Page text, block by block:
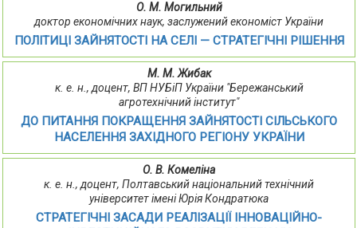
О. М. Могильний
доктор економічних наук, заслужений економіст України
ПОЛІТИЦІ ЗАЙНЯТОСТІ НА СЕЛІ — СТРАТЕГІЧНІ РІШЕННЯ
М. М. Жибак
к. е. н., доцент, ВП НУБіП України "Бережанський
агротехнічний інститут"
ДО ПИТАННЯ ПОКРАЩЕННЯ ЗАЙНЯТОСТІ СІЛЬСЬКОГО
НАСЕЛЕННЯ ЗАХІДНОГО РЕГІОНУ УКРАЇНИ
О. В. Комеліна
к. е. н., доцент, Полтавський національний технічний
університет імені Юрія Кондратюка
СТРАТЕГІЧНІ ЗАСАДИ РЕАЛІЗАЦІЇ ІННОВАЦІЙНО-